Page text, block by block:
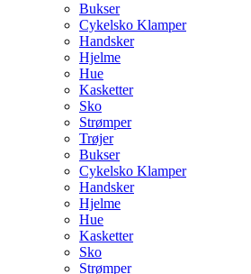
Bukser
Cykelsko Klamper
Handsker
Hjelme
Hue
Kasketter
Sko
Strømper
Trøjer
Bukser
Cykelsko Klamper
Handsker
Hjelme
Hue
Kasketter
Sko
Strømper